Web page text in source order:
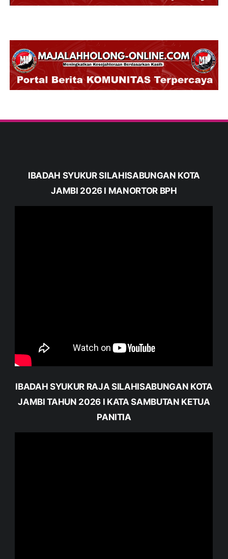
IBADAH SYUKUR SILAHISABUNGAN KOTA
JAMBI 2026 I MANORTOR BPH
IBADAH SYUKUR RAJA SILAHISABUNGAN KOTA
JAMBI TAHUN 2026 I KATA SAMBUTAN KETUA
PANITIA